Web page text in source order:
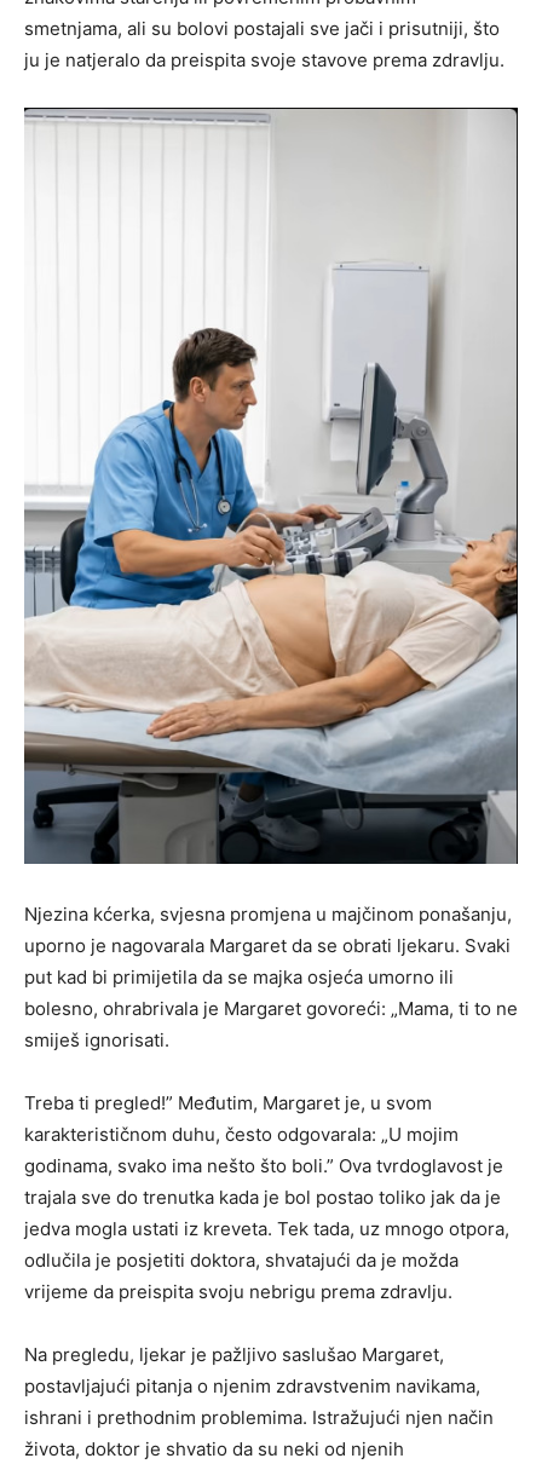
smetnjama, ali su bolovi postajali sve jači i prisutniji, što
ju je natjeralo da preispita svoje stavove prema zdravlju.
Njezina kćerka, svjesna promjena u majčinom ponašanju,
uporno je nagovarala Margaret da se obrati ljekaru. Svaki
put kad bi primijetila da se majka osjeća umorno ili
bolesno, ohrabrivala je Margaret govoreći: „Mama, ti to ne
smiješ ignorisati.
Treba ti pregled!” Međutim, Margaret je, u svom
karakterističnom duhu, često odgovarala: „U mojim
godinama, svako ima nešto što boli.” Ova tvrdoglavost je
trajala sve do trenutka kada je bol postao toliko jak da je
jedva mogla ustati iz kreveta. Tek tada, uz mnogo otpora,
odlučila je posjetiti doktora, shvatajući da je možda
vrijeme da preispita svoju nebrigu prema zdravlju.
Na pregledu, ljekar je pažljivo saslušao Margaret,
postavljajući pitanja o njenim zdravstvenim navikama,
ishrani i prethodnim problemima. Istražujući njen način
života, doktor je shvatio da su neki od njenih